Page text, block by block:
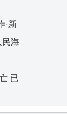
·新
民海
已